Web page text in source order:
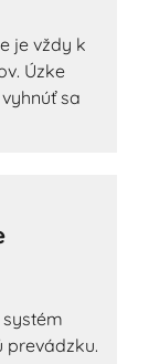
je vždy k
Úzke
sa
prevádzku.